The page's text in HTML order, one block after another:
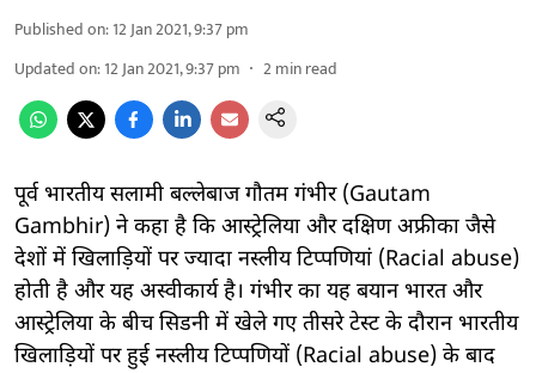
Published on:12 Jan 2021, 9:37 pm
Updated on:12 Jan 2021, 9:37 pm 2min read
पूर्व भारतीय सलामी बल्लेबाज गौतम गंभीर (Gautam
Gambhir) ने कहा है कि आस्ट्रेलिया और दक्षिण अफ्रीका जैसे
देशों में खिलाड़ियों पर ज्यादा नस्लीय टिप्पणियां (Racial abuse)
होती है और यह अस्वीकार्य है। गंभीर का यह बयान भारत और
आस्ट्रेलिया के बीच सिडनी में खेले गए तीसरे टेस्ट के दौरान भारतीय
खिलाड़ियों पर हुई नस्लीय टिप्पणियों (Racial abuse) के बाद